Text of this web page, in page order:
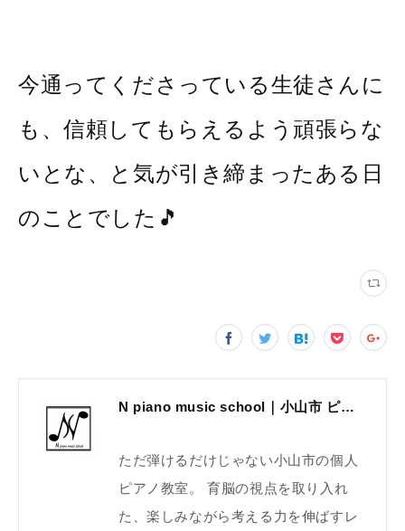
今通ってくださっている生徒さんに
も、信頼してもらえるよう頑張らな
いとな、と気が引き締まったある日
のことでした🎵
N piano music school｜小山市 ピアノ教室｜考える力・集中力を育てる個人レッスン｜2025年体験レッスン受付中
ただ弾けるだけじゃない小山市の個人
ピアノ教室。 育脳の視点を取り入れ
た、楽しみながら考える力を伸ばすレ